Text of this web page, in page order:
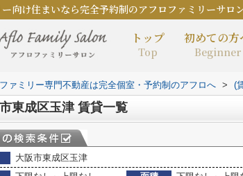
向け住まいなら完全予約制のアフロファミリーサロ
トップ
Top
初めての方
Beginner
ァミリー専門不動産は完全個室・予約制のアフロへ > (
東成区玉津 賃貸一覧
大阪市東成区玉津